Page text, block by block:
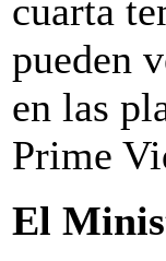
cuarta
pueden
en las
Prime
El